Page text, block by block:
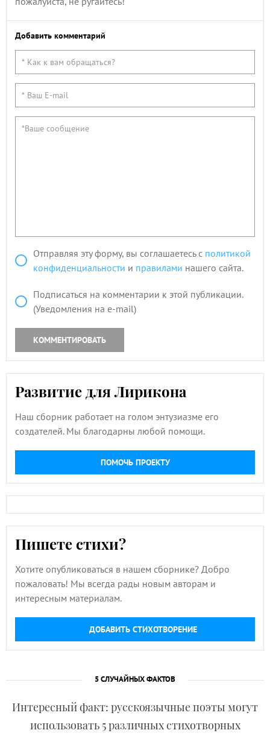
Добавить комментарий
Отправляя эту форму, вы соглашаетесь с политикой
конфиденциальности и правилами нашего сайта.
Подписаться на комментарии к этой публикации.
(Уведомления на e-mail)
КОММЕНТИРОВАТЬ
Развитие для Лирикона
Наш сборник работает на голом энтузиазме его
создателей. Мы благодарны любой помощи.
ПОМОЧЬ ПРОЕКТУ
Пишете стихи?
Хотите опубликоваться в нашем сборнике? Добро
пожаловать! Мы всегда рады новым авторам и
интересным материалам.
ДОБАВИТЬ СТИХОТВОРЕНИЕ
5 СЛУЧАЙНЫХ ФАКТОВ
Интересный факт: русскоязычные поэты могут
использовать 5 различных стихотворных